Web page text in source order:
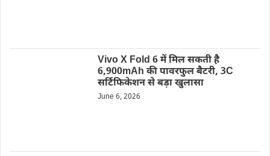
Vivo X Fold 6 में मिल सकती है
6,900mAh की पावरफुल बैटरी, 3C
सर्टिफिकेशन से बड़ा खुलासा
June 6, 2026